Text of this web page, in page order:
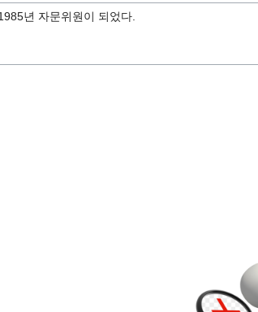
년 자문위원이 되었다.